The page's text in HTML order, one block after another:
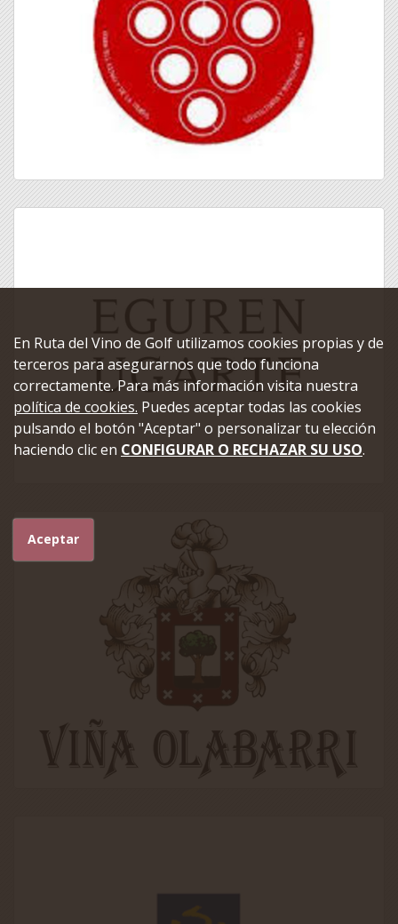
En Ruta del Vino de Golf utilizamos cookies propias y de
terceros para asegurarnos que todo funciona
correctamente. Para más información visita nuestra
política de cookies. Puedes aceptar todas las cookies
pulsando el botón "Aceptar" o personalizar tu elección
haciendo clic en CONFIGURAR O RECHAZAR SU USO.
Aceptar